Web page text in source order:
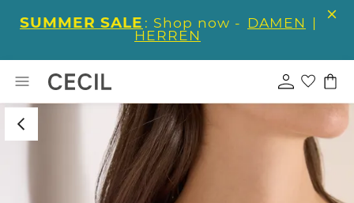
SUMMER SALE : Shop now - DAMEN |
HERREN